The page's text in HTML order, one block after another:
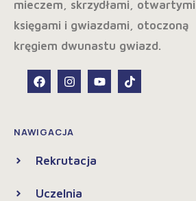
NAWIGACJA
Rekrutacja
Uczelnia